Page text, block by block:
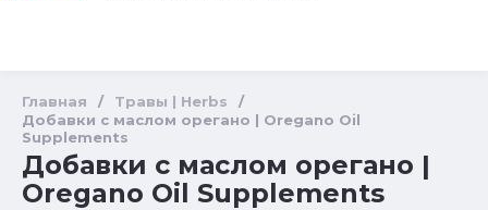
Главная / Травы | Herbs
/
Добавки с маслом орегано | Oregano Oil
Supplements
Добавки с маслом орегано |
Oregano Oil Supplements